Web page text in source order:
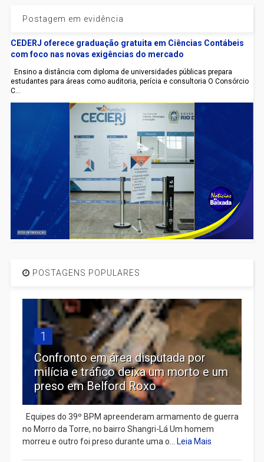
Postagem em evidência
CEDERJ oferece graduação gratuita em Ciências Contábeis
com foco nas novas exigências do mercado
Ensino a distância com diploma de universidades públicas prepara
estudantes para áreas como auditoria, perícia e consultoria O Consórcio
C...
POSTAGENS POPULARES
1
Confronto em área disputada por
milícia e tráfico deixa um morto e um
preso em Belford Roxo
Equipes do 39º BPM apreenderam armamento de guerra
no Morro da Torre, no bairro Shangri-Lá Um homem
morreu e outro foi preso durante uma o...
Leia Mais